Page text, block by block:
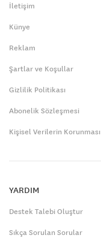
İletişim
Künye
Reklam
Şartlar ve Koşullar
Gizlilik Politikası
Abonelik Sözleşmesi
Kişisel Verilerin Korunması
YARDIM
Destek Talebi Oluştur
Sıkça Sorulan Sorular